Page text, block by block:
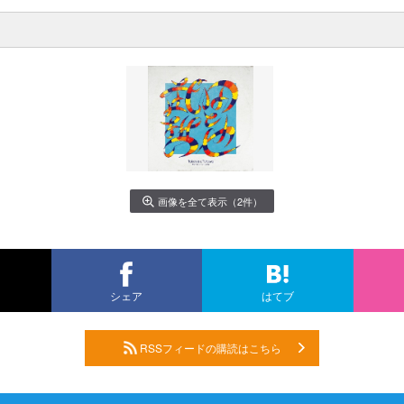
画像を全て表示（2件）
シェア はてブ
RSSフィードの購読はこちら